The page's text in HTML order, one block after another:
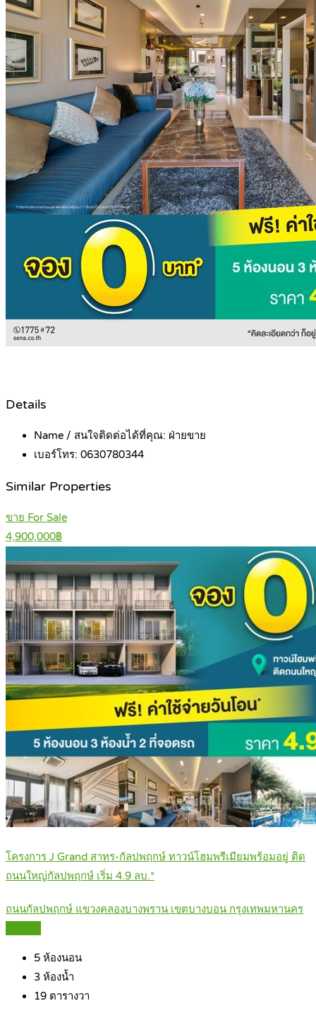
Details
Name / สนใจติดต่อได้ที่คุณ: ฝ่ายขาย
เบอร์โทร: 0630780344
Similar Properties
ขาย For Sale
4,900,000฿
โครงการ J Grand สาทร-กัลปพฤกษ์ ทาวน์โฮมพรีเมียมพร้อมอยู่ ติด
ถนนใหญ่กัลปพฤกษ์ เริ่ม 4.9 ลบ.*
ถนนกัลปพฤกษ์ แขวงคลองบางพราน เขตบางบอน กรุงเทพมหานคร
5 ห้องนอน
3 ห้องน้ำ
19 ตารางวา